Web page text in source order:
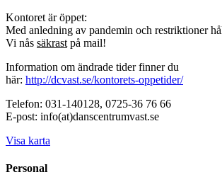
Kontoret är öppet:
Med anledning av pandemin och restriktioner
Vi nås säkrast på mail!
Information om ändrade tider finner du
här: http://dcvast.se/kontorets-oppetider/
Telefon: 031-140128, 0725-36 76 66
E-post: info(at)danscentrumvast.se
Visa karta
Personal